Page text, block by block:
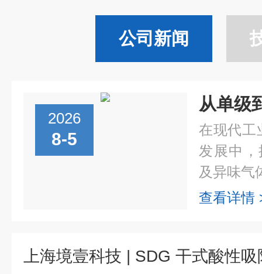
公司新闻
2026
8-5
在现代工
发展中
及异味气
查看详情